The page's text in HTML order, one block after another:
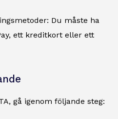
Du måste ha
ett kreditkort eller ett
gå igenom följande steg: